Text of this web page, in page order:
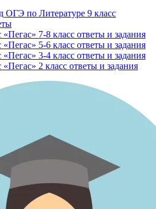
ОГЭ по Литературе 9 класс
7-8 класс ответы и задания
5-6 класс ответы и задания
3-4 класс ответы и задания
2 класс ответы и задания